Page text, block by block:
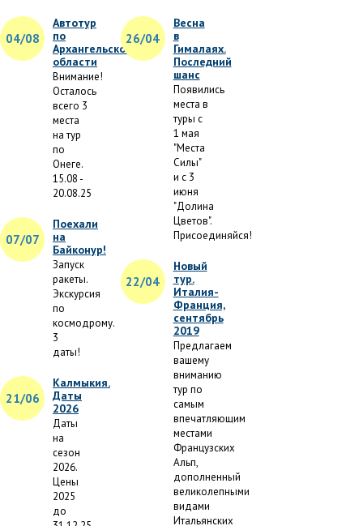
04/08
Автотур
по
Архангельской
области
Внимание!
Осталось
всего 3
места
на тур
по
Онеге.
15.08 -
20.08.25
07/07
Поехали
на
Байконур!
Запуск
ракеты.
Экскурсия
по
космодрому.
3
даты!
21/06
Калмыкия.
Даты
2026
Даты
на
сезон
2026.
Цены
2025
до
26/04
Весна
в
Гималаях.
Последний
шанс
Появились
места в
туры с
1 мая
"Места
Силы"
и с 3
июня
"Долина
Цветов".
Присоединяйся!
22/04
Новый
тур.
Италия-
Франция,
сентябрь
2019
Предлагаем
вашему
вниманию
тур по
самым
впечатляющим
местами
Французских
Альп,
дополненный
великолепными
видами
Итальянских